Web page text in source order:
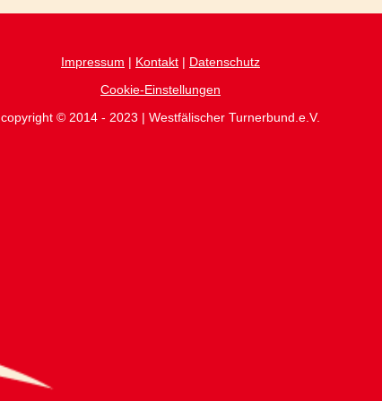
Impressum | Kontakt | Datenschutz
Cookie-Einstellungen
copyright © 2014 - 2023 | Westfälischer Turnerbund.e.V.